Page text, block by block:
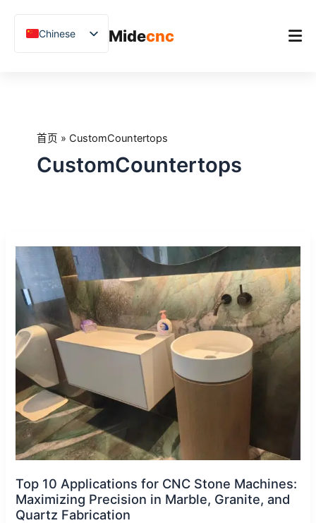
Midecnc
应用场景
Blog
Chinese
English
Arabic
Polish
Hindi
首页 » CustomCountertops
CustomCountertops
Top 10 Applications for CNC Stone Machines:
Maximizing Precision in Marble, Granite, and
Quartz Fabrication
Applications
for
CNC
Stone
Machines:
Maximizing
Precision
Marble,
Granite,
and
Quartz